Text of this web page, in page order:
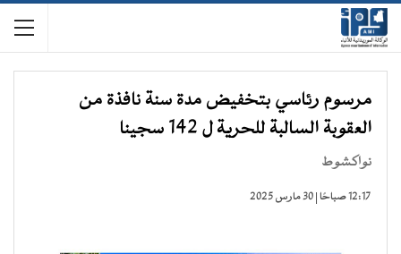
مرسوم رئاسي بتخفيض مدة سنة نافذة من
العقوبة السالبة للحرية ل 142 سجينا
نواكشوط
12:17 صباحًا | 30 مارس 2025